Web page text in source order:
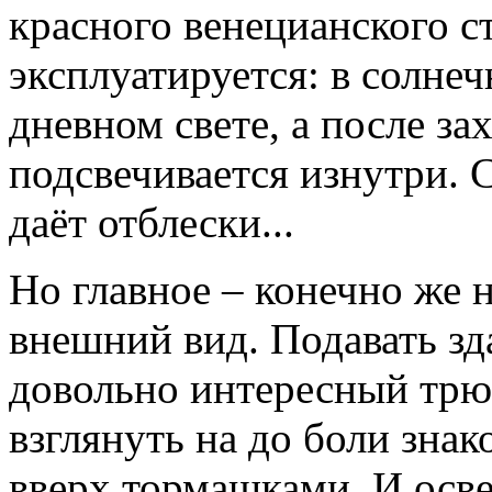
красного венецианского
эксплуатируется: в
дневном свете, а после
подсвечивается
даёт отблески...
Но главное – конечно же
внешний вид. Подавать
довольно интересный
взглянуть на до боли